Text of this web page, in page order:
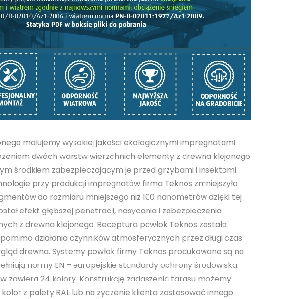
malujemy wysokiej jakości ekologicznymi impregnatami
dwóch warstw wierzchnich elementy z drewna klejonego
środkiem zabezpieczającym je przed grzybami i insektami.
przy produkcji impregnatów firma Teknos zmniejszyła
do rozmiaru mniejszego niż 100 nanometrów dzięki tej
efekt głębszej penetracji, nasycania i zabezpieczenia
z drewna klejonego. Receptura powłok Teknos została
działania czynników atmosferycznych przez długi czas
drewna. Systemy powłok firmy Teknos produkowane są na
normy EN – europejskie standardy ochrony środowiska.
zawiera 24 kolory. Konstrukcję zadaszenia tarasu możemy
z palety RAL lub na życzenie klienta zastosować innego